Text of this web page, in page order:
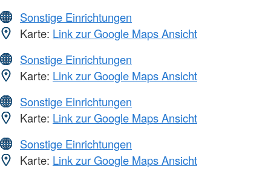
Sonstige Einrichtungen
Karte: Link zur Google Maps Ansicht
Sonstige Einrichtungen
Karte: Link zur Google Maps Ansicht
Sonstige Einrichtungen
Karte: Link zur Google Maps Ansicht
Sonstige Einrichtungen
Karte: Link zur Google Maps Ansicht